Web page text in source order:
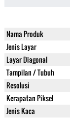
Nama Produk
Jenis Layar
Layar Diagonal
Tampilan / Tubuh
Resolusi
Kerapatan Piksel
Jenis Kaca